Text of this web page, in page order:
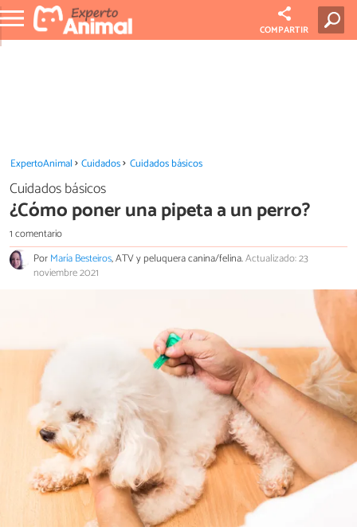
COMPARTIR
ExpertoAnimal Cuidados Cuidados básicos
Cuidados básicos
¿Cómo poner una pipeta a un perro?
1 comentario
PorMaría Besteiros, ATV y peluquera canina/felina.Actualizado: 23
noviembre 2021